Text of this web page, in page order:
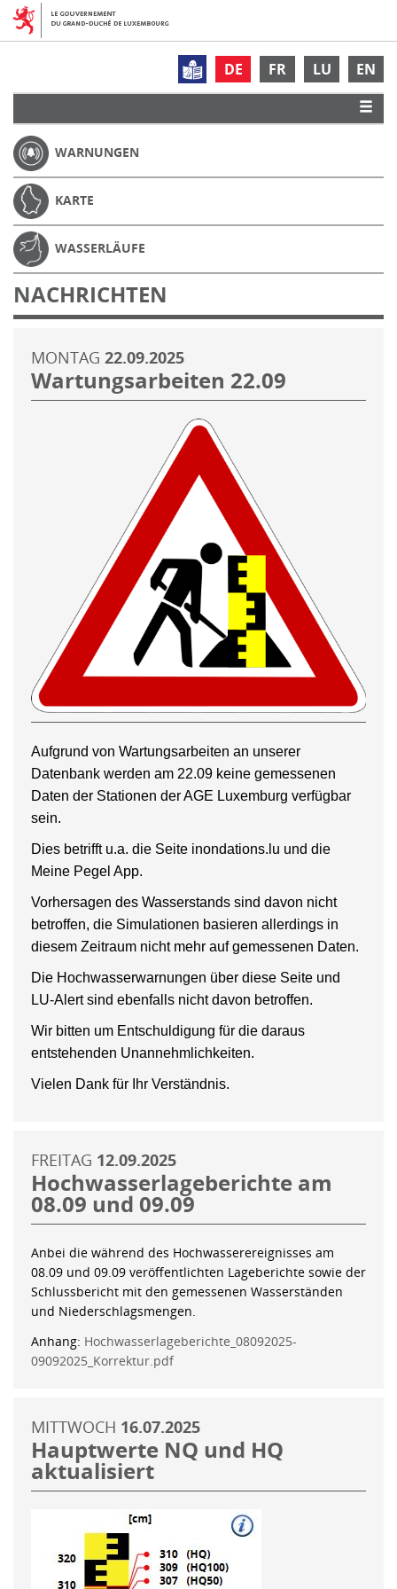
DE FR LU EN
WARNUNGEN
KARTE
WASSERLÄUFE
NACHRICHTEN
MONTAG 22.09.2025
Wartungsarbeiten 22.09
Aufgrund von Wartungsarbeiten an unserer
Datenbank werden am 22.09 keine gemessenen
Daten der Stationen der AGE Luxemburg verfügbar
sein.
Dies betrifft u.a. die Seite inondations.lu und die
Meine Pegel App.
Vorhersagen des Wasserstands sind davon nicht
betroffen, die Simulationen basieren allerdings in
diesem Zeitraum nicht mehr auf gemessenen Daten.
Die Hochwasserwarnungen über diese Seite und
LU-Alert sind ebenfalls nicht davon betroffen.
Wir bitten um Entschuldigung für die daraus
entstehenden Unannehmlichkeiten.
Vielen Dank für Ihr Verständnis.
FREITAG 12.09.2025
Hochwasserlageberichte am
08.09 und 09.09
Anbei die während des Hochwasserereignisses am
08.09 und 09.09 veröffentlichten Lageberichte sowie der
Schlussbericht mit den gemessenen Wasserständen
und Niederschlagsmengen.
Anhang: Hochwasserlageberichte_08092025-
09092025_Korrektur.pdf
MITTWOCH 16.07.2025
Hauptwerte NQ und HQ
aktualisiert